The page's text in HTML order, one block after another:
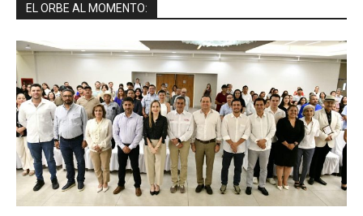
EL ORBE AL MOMENTO: